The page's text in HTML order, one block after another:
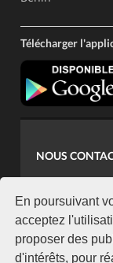
En poursuivant
acceptez
proposer des
d'intérêts, pour
Télécharger
NOUS
+225 07